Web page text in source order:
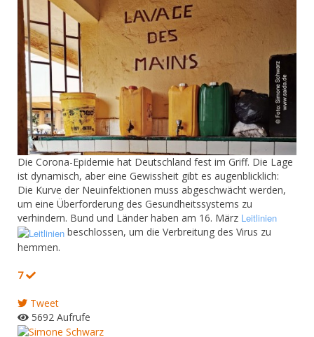
Die Corona-Epidemie hat Deutschland fest im Griff. Die Lage
ist dynamisch, aber eine Gewissheit gibt es augenblicklich:
Die Kurve der Neuinfektionen muss abgeschwächt werden,
um eine Überforderung des Gesundheitssystems zu
verhindern. Bund und Länder haben am 16. März Leitlinien
beschlossen, um die Verbreitung des Virus zu
hemmen.
7
Tweet
5692 Aufrufe